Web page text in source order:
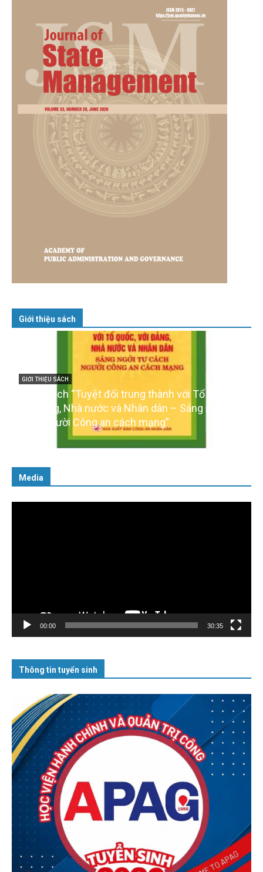
Giới thiệu sách
GIỚI THIỆU SÁCH
Ra mắt ba cuốn sách ảnh chào mừng
của Đảng
16/01/2026
với Tổ quốc,
Sáng ngời tư
Media
00:00 30:35
Thông tin tuyển sinh